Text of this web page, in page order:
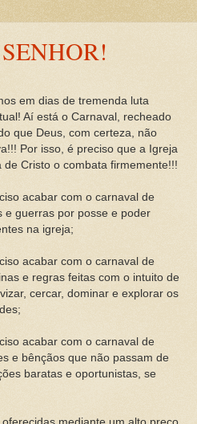
em dias de tremenda luta
Aí está o Carnaval, recheado
que Deus, com certeza, não
Por isso, é preciso que a Igreja
de Cristo o combata firmemente!!!
acabar com o carnaval de
e guerras por posse e poder
na igreja;
acabar com o carnaval de
e regras feitas com o intuito de
cercar, dominar e explorar os
acabar com o carnaval de
e bênçãos que não passam de
baratas e oportunistas, se